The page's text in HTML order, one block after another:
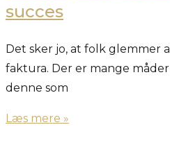
succes
Det sker jo, at folk glemmer
faktura. Der er mange
denne som
Læs mere »